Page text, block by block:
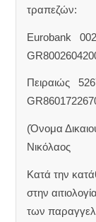
τραπεζών:
Eurobank
Πειραιώς
(Όνομα
Νικόλαος
Κατά την
στην
των